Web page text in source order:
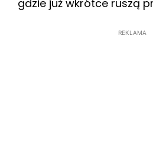
gdzie już wkrótce ruszą
REKLAMA